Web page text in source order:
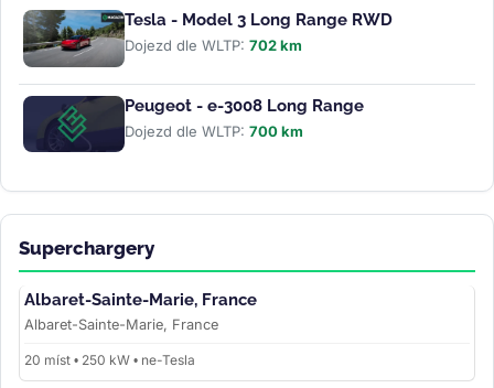
Tesla - Model 3 Long Range RWD
Dojezd dle WLTP: 702 km
Peugeot - e-3008 Long Range
Dojezd dle WLTP: 700 km
Superchargery
Albaret-Sainte-Marie, France
Albaret-Sainte-Marie, France
20 míst • 250 kW • ne-Tesla